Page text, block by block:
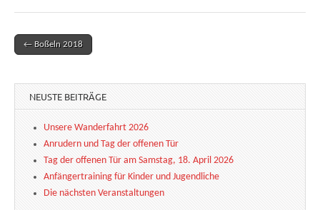
Post navigation
← Boßeln 2018
NEUSTE BEITRÄGE
Unsere Wanderfahrt 2026
Anrudern und Tag der offenen Tür
Tag der offenen Tür am Samstag, 18. April 2026
Anfängertraining für Kinder und Jugendliche
Die nächsten Veranstaltungen